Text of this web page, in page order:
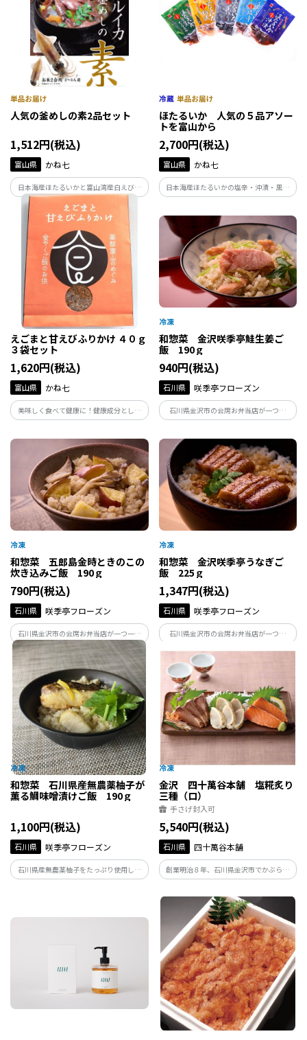
人気の釜めしの素2品セット
1,512円(税込)
富山県 かね七
日本海産ほたるいかと富山湾産白えびで
作った人気の釜めしの素セットです。 釜
めしをお手軽にご家庭の食卓にぜひどう
ぞ。
ほたるいか 人気の５品アソー
トを富山から
2,700円(税込)
富山県 かね七
日本海産ほたるいかの塩辛・沖漬・黒作
り・粕漬・醤油漬わさび風味が各１袋、
らお届けします。
えごまと甘えびふりかけ ４０ｇ
３袋セット
1,620円(税込)
富山県 かね七
美味しく食べて健康に！健康成分として
注目されるαｰリノレン酸がたっぷりの富
合わせた風味豊かなふりかけを、薬都・
富山からお届けします。
和惣菜 金沢咲季亭鮭生姜ご
飯 190ｇ
940円(税込)
石川県 咲季亭フローズン
石川県金沢市の会席お弁当店が一つ一
つ、丁寧に手作りしている鮭生姜ご飯で
を炊き込みました。生姜の香りと鮭の旨
味がぎゅっと詰まった美味しいご飯が手
軽に楽しめます。
和惣菜 五郎島金時ときのこの
炊き込みご飯 190ｇ
790円(税込)
石川県 咲季亭フローズン
石川県金沢市の会席お弁当店が一つ一つ
丁寧に手作りしている、きのこ炊き込み
ご飯です。たっぷりのきのこの旨味がご飯
にしっかり染みて、誰からも愛されるほ
っとする美味しさです。五郎島金時の甘さ
がアクセント。
和惣菜 金沢咲季亭うなぎご
飯 225ｇ
1,347円(税込)
石川県 咲季亭フローズン
石川県金沢市の会席お弁当店が一つ一
す。ふっくらと厚みのあるうなぎとまるで
炊き立てのご飯が手軽に楽しめる、ボリ
ュームのある食べ応えある逸品です。
和惣菜 石川県産無農薬柚子が
薫る鯛味噌漬けご飯 190ｇ
1,100円(税込)
石川県 咲季亭フローズン
石川県産無農薬柚子をたっぷり使用した
柚子味噌で漬込み、ふっくら焼き上げた
度の高いご飯です。
金沢 四十萬谷本舗 塩糀炙り
三種（ロ）
手さげ封入可
5,540円(税込)
石川県 四十萬谷本舗
創業明治８年、石川県金沢市でかぶら寿
しをはじめとする各種発酵食品をお届け
しております「四十萬谷本舗」が、これ
まで糀と向き合ってきた知恵を活かして
つくりました。